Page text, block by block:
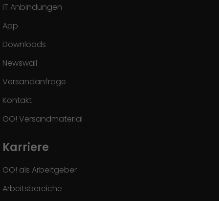
IT Anbindungen
App
Downloads
Newswall
Versandanfrage
Kontakt
GO! Versandmaterial
Karriere
GO! als Arbeitgeber
Arbeitsbereiche